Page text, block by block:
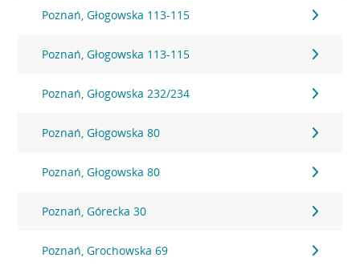
Poznań, Głogowska 113-115
Poznań, Głogowska 113-115
Poznań, Głogowska 232/234
Poznań, Głogowska 80
Poznań, Głogowska 80
Poznań, Górecka 30
Poznań, Grochowska 69